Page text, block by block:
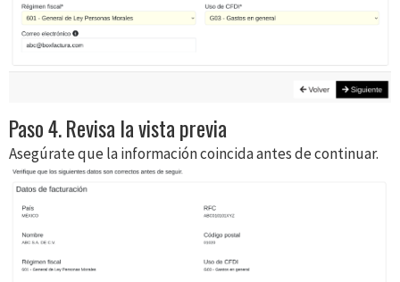
Paso 4. Revisa la vista previa
Asegúrate que la información coincida antes de continuar.